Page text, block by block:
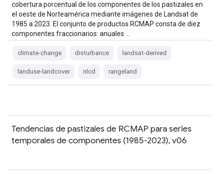
cobertura porcentual de los componentes de los pastizales en
el oeste de Norteamérica mediante imágenes de Landsat de
1985 a 2023. El conjunto de productos RCMAP consta de diez
componentes fraccionarios: anuales …
climate-change disturbance landsat-derived
landuse-landcover nlcd rangeland
Tendencias de pastizales de RCMAP para series
temporales de componentes (1985-2023), v06